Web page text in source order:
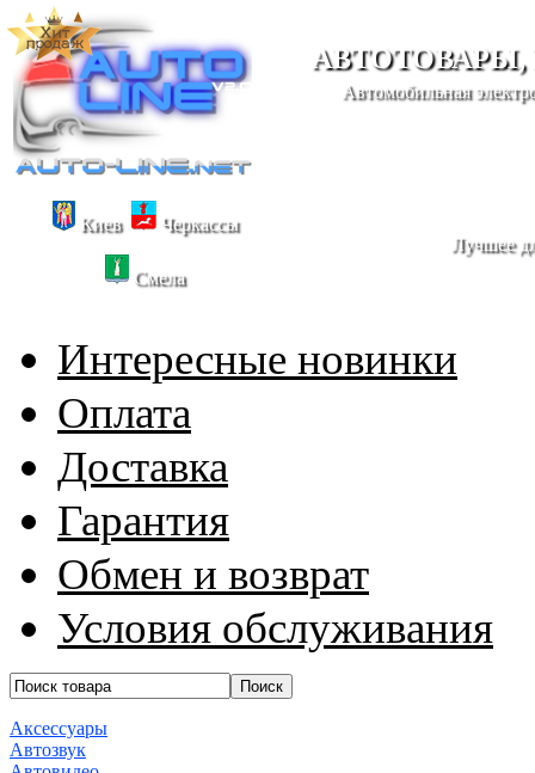
Автомобильная
Киев Черкассы
Смела
Лучшее
Интересные новинки
Оплата
Доставка
Гарантия
Обмен и возврат
Условия обслуживания
Аксессуары
Автозвук